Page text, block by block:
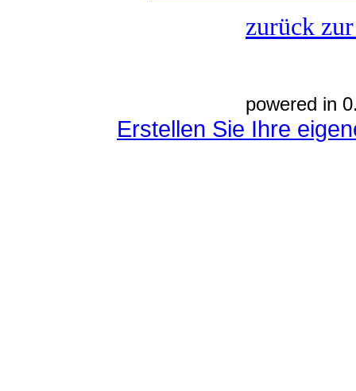
zurück
powered in
Erstellen Sie Ihre